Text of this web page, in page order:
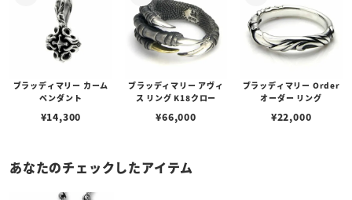
ブラッディマリー カーム
ペンダント
¥14,300
ブラッディマリー アヴィ
ス リング K18クロー
¥66,000
ブラッディマリー Order
オーダー リング
¥22,000
あなたのチェックしたアイテム